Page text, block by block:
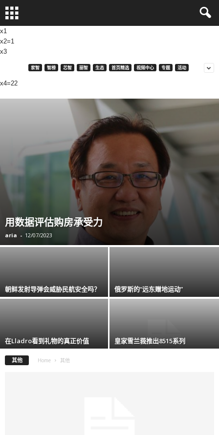
x1
x2=1
x3
家智 智榜 芯智 丽智 生态 首页精选 视频中心 专题 活动
x4=22
用数据评估购房承受力
aria - 12/07/2023
朝鲜发射导弹会威胁民航安全吗？ 俄罗斯的“远东赠地运动”
在Lladro看到礼物的真正价值 皇家雪兰莪推出8515系列
其他 Home 其他